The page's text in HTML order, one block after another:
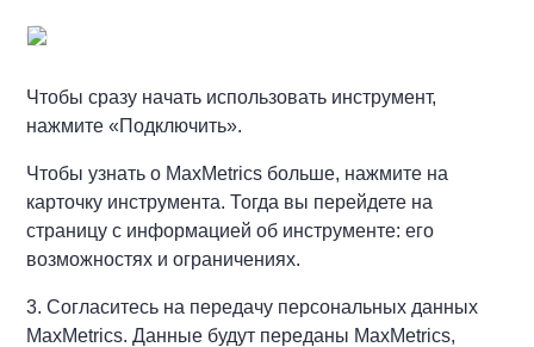
Чтобы сразу начать использовать инструмент,
нажмите «Подключить».
Чтобы узнать о MaxMetrics больше, нажмите на
карточку инструмента. Тогда вы перейдете на
страницу с информацией об инструменте: его
возможностях и ограничениях.
3. Согласитесь на передачу персональных данных
MaxMetrics. Данные будут переданы MaxMetrics,